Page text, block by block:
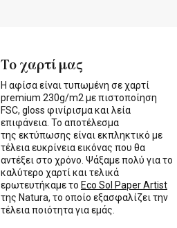
Το χαρτί μας
Η αφίσα είναι τυπωμένη σε χαρτί
premium 230g/m2 με πιστοποίηση
FSC, gloss φινίρισμα και λεία
επιφάνεια. Το αποτέλεσμα
της εκτύπωσης είναι εκπληκτικό με
τέλεια ευκρίνεια εικόνας που θα
αντέξει στο χρόνο. Ψάξαμε πολύ για το
καλύτερο χαρτί και τελικά
ερωτευτήκαμε το Eco Sol Paper Artist
της Natura, το οποίο εξασφαλίζει την
τέλεια ποιότητα για εμάς.